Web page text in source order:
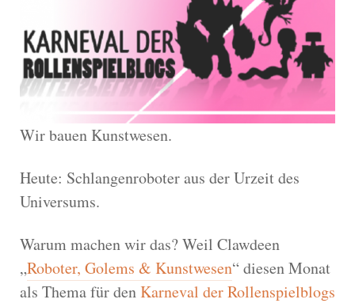
Wir bauen Kunstwesen.
Heute: Schlangenroboter aus der Urzeit des
Universums.
Warum machen wir das? Weil Clawdeen
„Roboter, Golems & Kunstwesen“ diesen Monat
als Thema für denKarneval der Rollenspielblogs